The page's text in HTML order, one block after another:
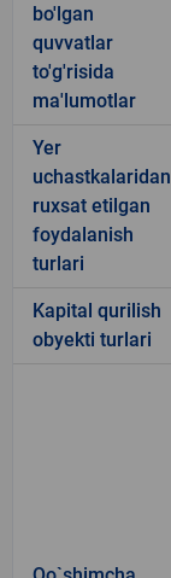
bo'lgan
quvvatlar
to'g'risida
ma'lumotlar
Yer
uchastkalaridan
ruxsat etilgan
foydalanish
turlari
Kapital qurilish
obyekti turlari